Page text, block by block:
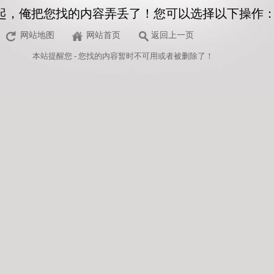
，俺把您找的内容弄丢了！您可以选择以下操作
网站地图 网站首页 返回上一页
本站提醒您 - 您找的内容暂时不可用或者被删除了！